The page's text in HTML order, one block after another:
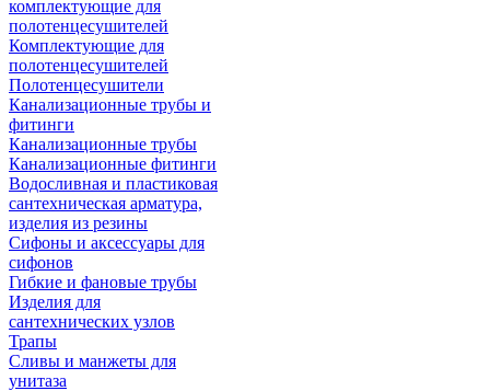
комплектующие для
полотенцесушителей
Комплектующие для
полотенцесушителей
Полотенцесушители
Канализационные трубы и
фитинги
Канализационные трубы
Канализационные фитинги
Водосливная и пластиковая
сантехническая арматура,
изделия из резины
Сифоны и аксессуары для
сифонов
Гибкие и фановые трубы
Изделия для
сантехнических узлов
Трапы
Сливы и манжеты для
унитаза